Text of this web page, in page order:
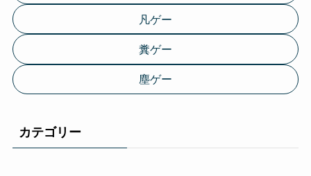
凡ゲー
糞ゲー
塵ゲー
カテゴリー